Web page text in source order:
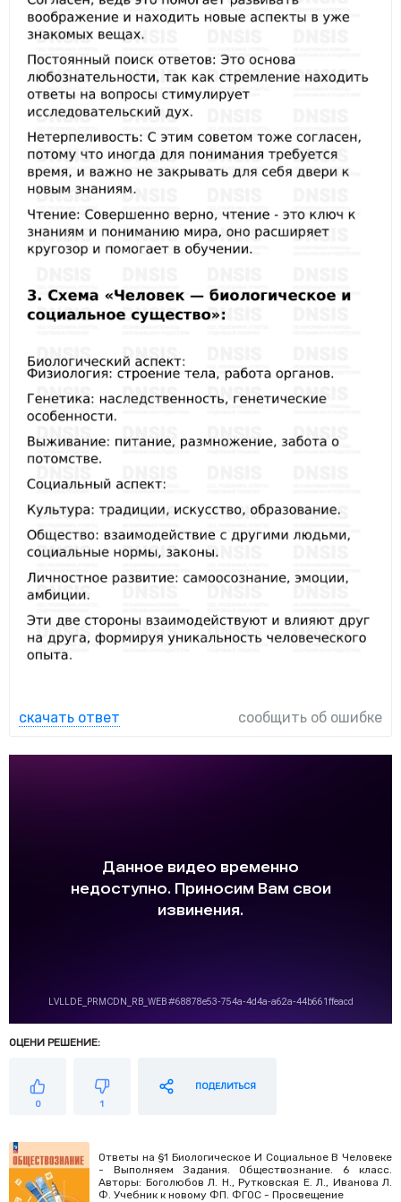
скачать ответ сообщить об ошибке
ОЦЕНИ РЕШЕНИЕ:
0 1
ПОДЕЛИТЬСЯ
Ответы на §1 Биологическое И Социальное В Человеке
- Выполняем Задания. Обществознание. 6 класс.
Авторы: Боголюбов Л. Н., Рутковская Е. Л., Иванова Л.
Ф. Учебник к новому ФП. ФГОС - Просвещение